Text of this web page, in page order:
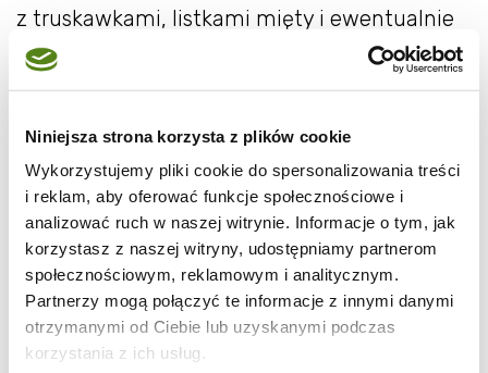
Niniejsza strona korzysta z plików cookie
Wykorzystujemy pliki cookie do spersonalizowania treści
i reklam, aby oferować funkcje społecznościowe i
analizować ruch w naszej witrynie. Informacje o tym, jak
korzystasz z naszej witryny, udostępniamy partnerom
społecznościowym, reklamowym i analitycznym.
Partnerzy mogą połączyć te informacje z innymi danymi
otrzymanymi od Ciebie lub uzyskanymi podczas
korzystania z ich usług.
z truskawkami, listkami mięty i ewentualnie
bitą śmietaną. Można też polać lody musem
truskawkowym. Smacznego!